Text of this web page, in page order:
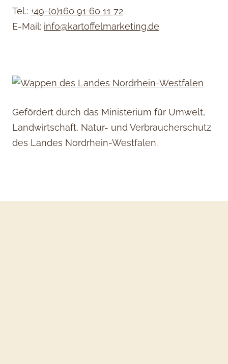
Tel.: +49-(0)160 91 60 11 72
E-Mail: info@kartoffelmarketing.de
Gefördert durch das Ministerium für Umwelt,
Landwirtschaft, Natur- und Verbraucherschutz
des Landes Nordrhein-Westfalen.